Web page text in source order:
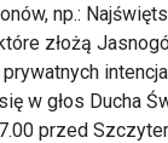
np.:
złożą
w głos Ducha
przed